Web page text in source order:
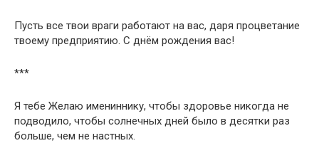
Пусть все твои враги работают на вас, даря процветание
твоему предприятию. С днём рождения вас!
***
Я тебе Желаю имениннику, чтобы здоровье никогда не
подводило, чтобы солнечных дней было в десятки раз
больше, чем не настных.